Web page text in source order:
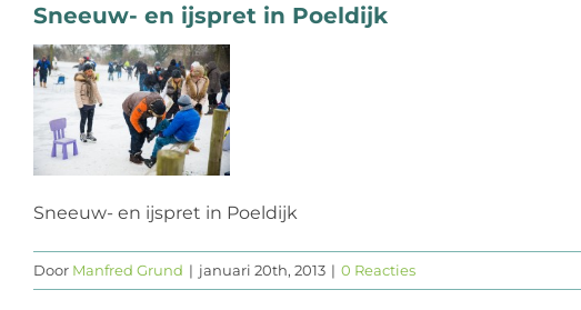
Sneeuw- en ijspret in Poeldijk
Sneeuw- en ijspret in Poeldijk
Door Manfred Grund | januari 20th, 2013 | 0 Reacties